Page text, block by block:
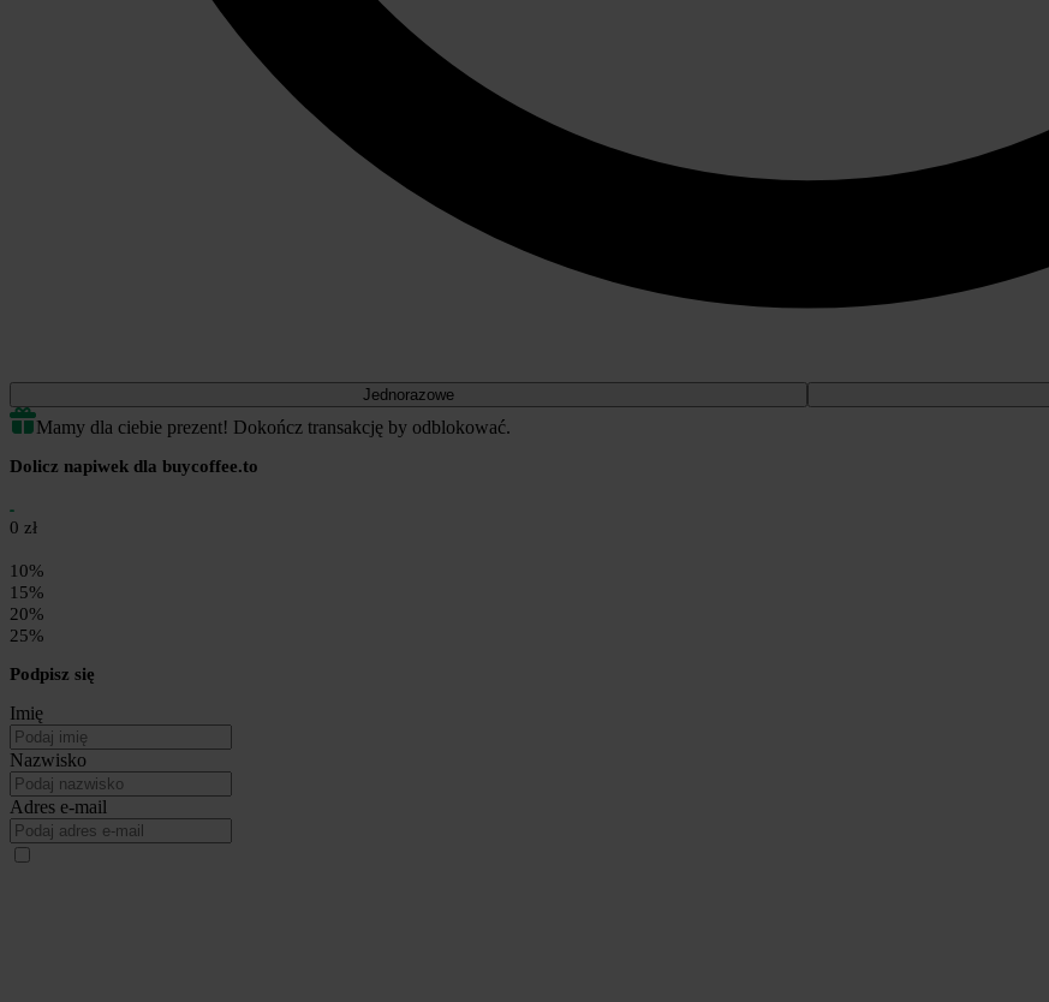
Jednorazowe
Mamy dla ciebie prezent! Dokończ transakcję by odblokować.
Dolicz napiwek dla buycoffee.to
0 zł
10%
15%
20%
25%
Podpisz się
Imię
Nazwisko
Adres e-mail